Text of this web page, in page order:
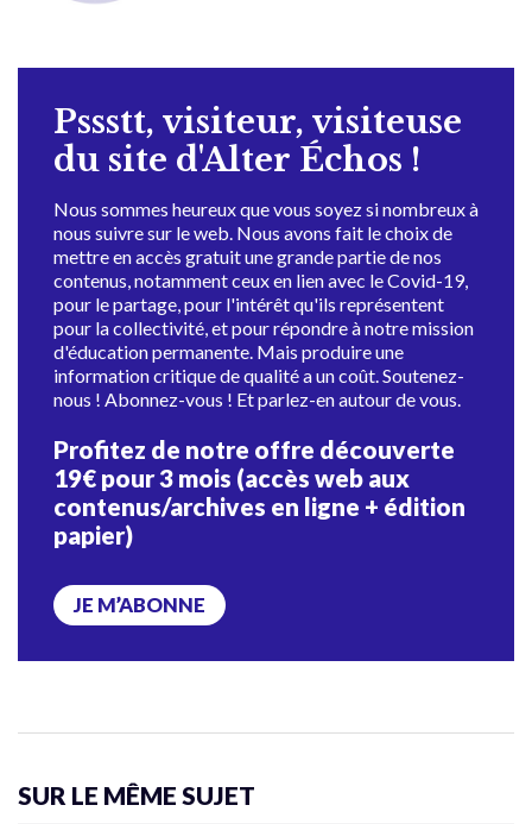
Pssstt, visiteur, visiteuse
du site d'Alter Échos !
Nous sommes heureux que vous soyez si nombreux à
nous suivre sur le web. Nous avons fait le choix de
mettre en accès gratuit une grande partie de nos
contenus, notamment ceux en lien avec le Covid-19,
pour le partage, pour l'intérêt qu'ils représentent
pour la collectivité, et pour répondre à notre mission
d'éducation permanente. Mais produire une
information critique de qualité a un coût. Soutenez-
nous ! Abonnez-vous ! Et parlez-en autour de vous.
Profitez de notre offre découverte
19€ pour 3 mois (accès web aux
contenus/archives en ligne + édition
papier)
JE M’ABONNE
SUR LE MÊME SUJET